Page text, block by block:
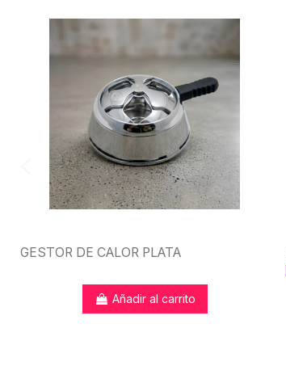
GESTOR DE CALOR PLATA
Añadir al carrito